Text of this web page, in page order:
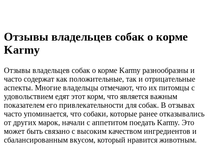
Отзывы владельцев собак о корме
Karmy
Отзывы владельцев собак о корме Karmy разнообразны и
часто содержат как положительные, так и отрицательные
аспекты. Многие владельцы отмечают, что их питомцы с
удовольствием едят этот корм, что является важным
показателем его привлекательности для собак. В отзывах
часто упоминается, что собаки, которые ранее отказывались
от других марок, начали с аппетитом поедать Karmy. Это
может быть связано с высоким качеством ингредиентов и
сбалансированным вкусом, который нравится животным.